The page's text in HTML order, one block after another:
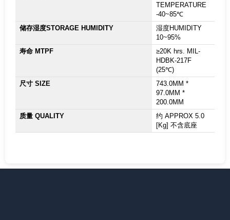
TEMPERATURE
-40~85℃
储存湿度STORAGE HUMIDITY
湿度HUMIDITY
10~95%
寿命 MTPF
≥20K hrs. MIL-
HDBK-217F
(25℃)
尺寸 SIZE
743.0MM *
97.0MM *
200.0MM
质量 QUALITY
约 APPROX 5.0
[Kg] 不含底座